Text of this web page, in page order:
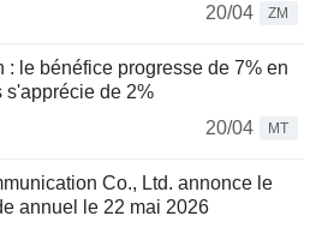
20/04
ZM
le bénéfice progresse de 7% en
s'apprécie de 2%
20/04
MT
Co., Ltd. annonce le
annuel le 22 mai 2026